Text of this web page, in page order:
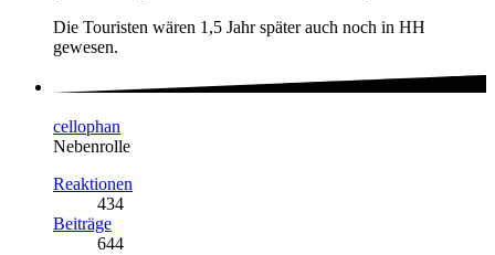
Die Touristen wären 1,5 Jahr später auch noch in HH
gewesen.
cellophan
Nebenrolle
Reaktionen
434
Beiträge
644